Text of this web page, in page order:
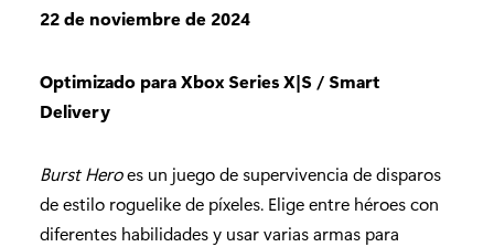
22 de noviembre de 2024
Optimizado para Xbox Series X|S / Smart
Delivery
Burst Heroes un juego de supervivencia de disparos
de estilo roguelike de píxeles. Elige entre héroes con
diferentes habilidades y usar varias armas para